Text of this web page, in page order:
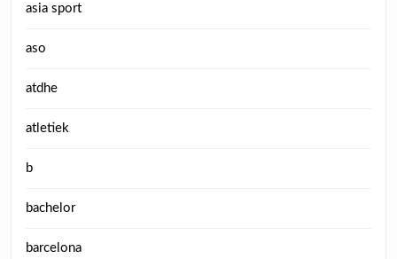
asia sport
aso
atdhe
atletiek
b
bachelor
barcelona